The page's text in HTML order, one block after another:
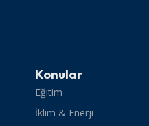
Konular
Eğitim
İklim & Enerji